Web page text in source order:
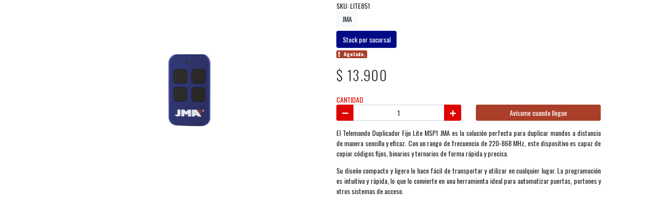
SKU: LITE851
JMA
Stock por sucursal
Agotado.
$ 13.900
CANTIDAD
Avísame cuando llegue
El Telemando Duplicador Fijo Lite MSP1 JMA es la solución perfecta para duplicar mandos a distancia
de manera sencilla y eficaz. Con un rango de frecuencia de 220-868 MHz, este dispositivo es capaz de
copiar códigos fijos, binarios y ternarios de forma rápida y precisa.
Su diseño compacto y ligero lo hace fácil de transportar y utilizar en cualquier lugar. La programación
es intuitiva y rápida, lo que lo convierte en una herramienta ideal para automatizar puertas, portones y
otros sistemas de acceso.